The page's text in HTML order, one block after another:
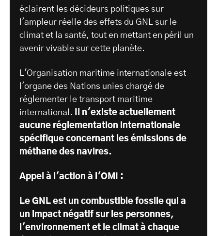
éclairent les décideurs politiques sur
l'ampleur réelle des effets du GNL sur le
climat et la santé, tout en mettant en péril un
avenir vivable sur cette planète.
L'Organisation maritime internationale est
l'organe des Nations unies chargé de
réglementer le transport maritime
international.
Il n'existe actuellement
aucune réglementation internationale
spécifique concernant les émissions de
méthane des navires.
Appel à l'action à l'OMI :
Le GNL est un combustible fossile qui a
un impact négatif sur les personnes,
l'environnement et le climat à chaque